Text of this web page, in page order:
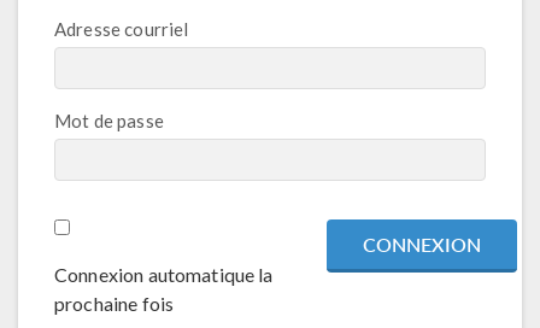
Adresse courriel
Mot de passe
Connexion automatique la
prochaine fois